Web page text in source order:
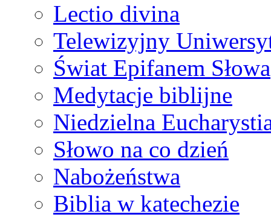
Lectio divina
Telewizyjny
Świat Epifanem Słowa
Medytacje biblijne
Niedzielna
Słowo na co dzień
Nabożeństwa
Biblia w katechezie